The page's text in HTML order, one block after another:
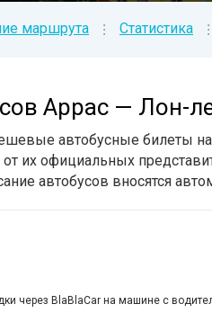
маршрута ⁝ Статистика ⁝
Аррас — Лон-
автобусные билеты
их официальных
автобусов вносятся
через BlaBlaCar на машине с